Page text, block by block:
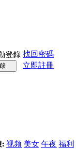
登錄 找回密碼
立即註冊
: 视频 美女 午夜 福利